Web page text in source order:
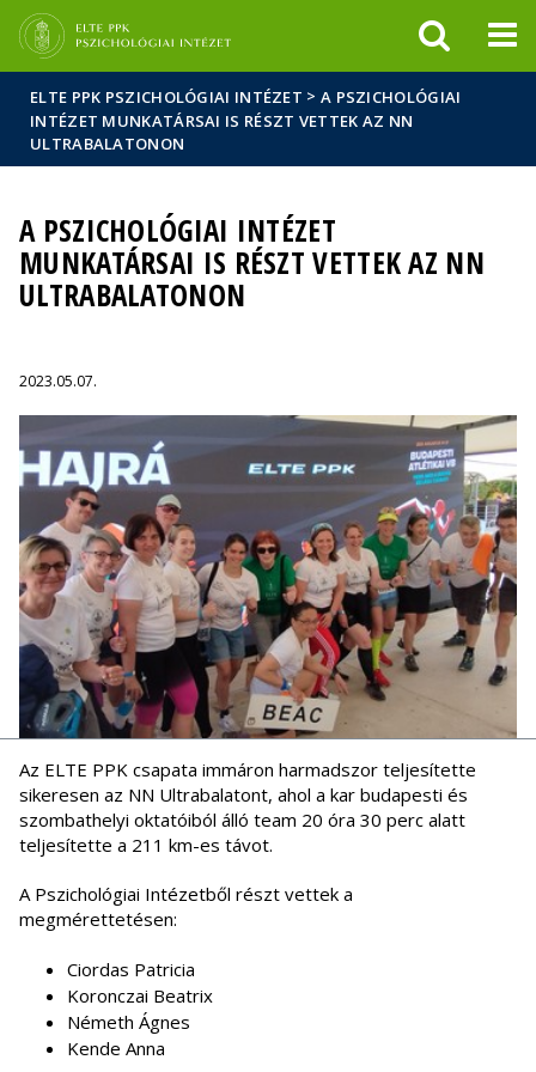
sajtóban
ELTE PPK PSZICHOLÓGIAI INTÉZET > A PSZICHOLÓGIAI
INTÉZET MUNKATÁRSAI IS RÉSZT VETTEK AZ NN
ULTRABALATONON
A PSZICHOLÓGIAI INTÉZET
MUNKATÁRSAI IS RÉSZT VETTEK AZ NN
ULTRABALATONON
2023.05.07.
Az ELTE PPK csapata immáron harmadszor teljesítette
sikeresen az NN Ultrabalatont, ahol a kar budapesti és
szombathelyi oktatóiból álló team 20 óra 30 perc alatt
teljesítette a 211 km-es távot.
A Pszichológiai Intézetből részt vettek a
megmérettetésen:
Ciordas Patricia
Koronczai Beatrix
Németh Ágnes
Kende Anna